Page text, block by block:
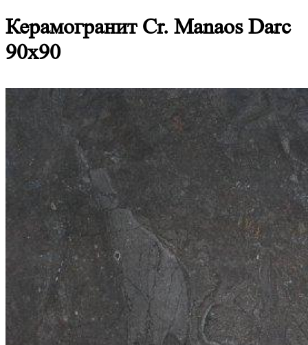
Керамогранит Cr. Manaos Darc
90х90